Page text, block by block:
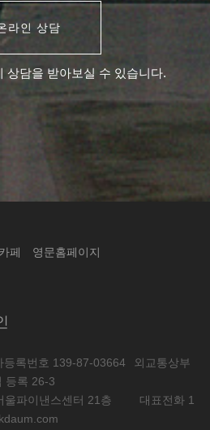
라인 상담
상담을 받아보실 수 있습니다.
페 영문홈페이지
등록번호 139-87-03664
외교통상부
등록 26-3
울파이낸스센터 21층
대표전화 1